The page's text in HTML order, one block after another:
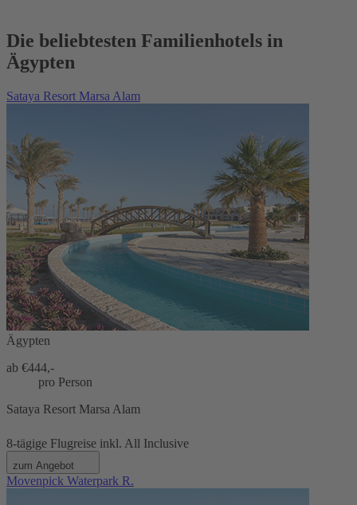
Die beliebtesten Familienhotels in
Ägypten
Sataya Resort Marsa Alam
Ägypten
ab €444,-
pro Person
Sataya Resort Marsa Alam
8-tägige Flugreise inkl. All Inclusive
zum Angebot
Movenpick Waterpark R.